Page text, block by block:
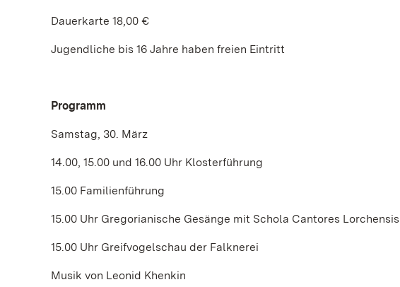
Dauerkarte 18,00 €
Jugendliche bis 16 Jahre haben freien Eintritt
Programm
Samstag, 30. März
14.00, 15.00 und 16.00 Uhr Klosterführung
15.00 Familienführung
15.00 Uhr Gregorianische Gesänge mit Schola Cantores Lorchensis
15.00 Uhr Greifvogelschau der Falknerei
Musik von Leonid Khenkin